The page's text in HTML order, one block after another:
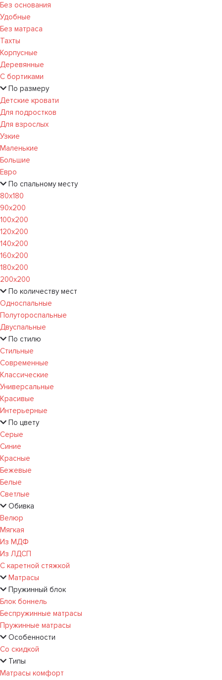
Без основания
Удобные
Без матраса
Тахты
Корпусные
Деревянные
С бортиками
По размеру
Детские кровати
Для подростков
Для взрослых
Узкие
Маленькие
Большие
Евро
По спальному месту
80х180
90х200
100х200
120x200
140х200
160х200
180х200
200х200
По количеству мест
Односпальные
Полутороспальные
Двуспальные
По стилю
Стильные
Современные
Классические
Универсальные
Красивые
Интерьерные
По цвету
Серые
Синие
Красные
Бежевые
Белые
Светлые
Обивка
Велюр
Мягкая
Из МДФ
Из ЛДСП
С каретной стяжкой
Матрасы
Пружинный блок
Блок боннель
Беспружинные матрасы
Пружинные матрасы
Особенности
Со скидкой
Типы
Матрасы комфорт